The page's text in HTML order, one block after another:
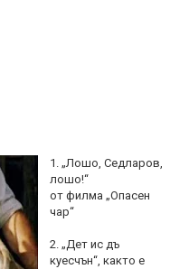
1. „Лошо, Седларов,
лошо!“
от филма „Опасен
чар“
2. „Дет ис дъ
куесчън“, както е